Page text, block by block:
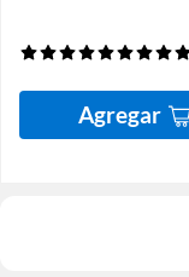
Agregar